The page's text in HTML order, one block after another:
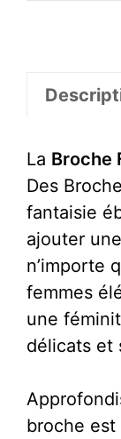
La Broche
Des
fantaisie
ajouter
n’importe
femmes
une
délicats et
broche est